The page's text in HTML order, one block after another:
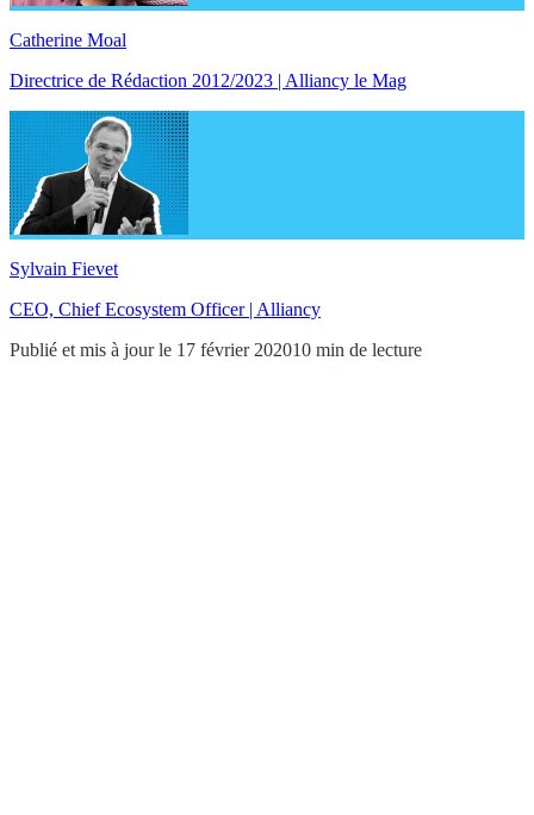
Catherine Moal
Directrice de Rédaction 2012/2023 | Alliancy le Mag
Sylvain Fievet
CEO, Chief Ecosystem Officer | Alliancy
Publié et mis à jour le 17 février 202010 min de lecture